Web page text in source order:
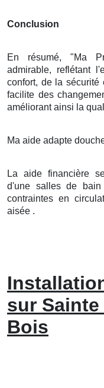
Conclusion
En résumé, "Ma
admirable, reflétant
confort, de la
facilite des
améliorant ainsi la
Ma aide adapte
La aide financière
d'une salles de
contraintes en
aisée .
sur
Bois